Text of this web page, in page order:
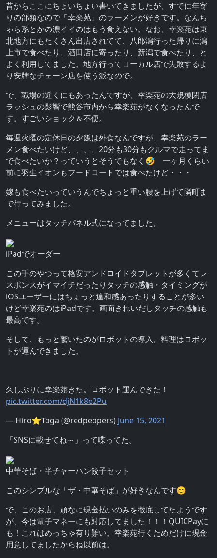
昔からここにちょいちょい書いてきましたが、すでに年寄
りの部類なので「幸楽苑」のラーメンが好きです。なんち
ゃら系とかの濃イイのはもう食えない。なお、幸楽苑は東
北地方にもたくさん出店されてて、八郎潟行った帰りに潟
上市で食べたり、酒田店に寄ったり、新潟で食べたり、と
よく利用してました。地方行ってローカル店で失敗するよ
り安牌なチェーン店を使う派なので。
で、職場の近くにもあったんですが、幸楽苑の大規模閉店
ラッシュの影響で熊谷市内から幸楽苑がなくなったんで
す。すごいショック＆不便。
毎週火曜の定休日の夕飯は外食なんですが、幸楽苑のラー
メン食べたいけど、、、、20分も30分もクルマで走ってま
で食べたいか？っていうとそうでもなく🤣 一ヶ月くらい
前に羽生イオンもフードコートでは食べたけど・・・
嫁も食べたいっていうんでちょっと重い腰を上げて隣町ま
で行ってみました。
メニューはタッチパネル式になってました。
iPadでオーダー
この手のやつって格安アンドロイドタブレットが多くてレ
スポンスがイマイチだったりタッチの感触・タイミングが
iOSユーザーにはちょっと違和感あったりすることが多い
けど幸楽苑のはiPadです。画面きれいだしタッチの感触も
最高です。
そして、もっと驚いたのがロボットの導入。料理はロボッ
トが運んできました。
久しぶりに幸楽苑きた。ロボット運んできた！
pic.twitter.com/djN1k8e2Pu
— Hiro⭐Toga (@redpeppers) June 15, 2021
「SNSに載せてね～」って喋ってた。
中華そば・半チャーハン餃子セット
このシンプルな「ザ・中華そば」が好きなんです😊
で、このお店、頑なに現金払いのみを徹底してたようです
が、今は電子マネーにも対応してました！！！QUICPayに
も！これはめっちゃ有り難い。幸楽苑行くためだけに現金
用意してましたからね以前は。